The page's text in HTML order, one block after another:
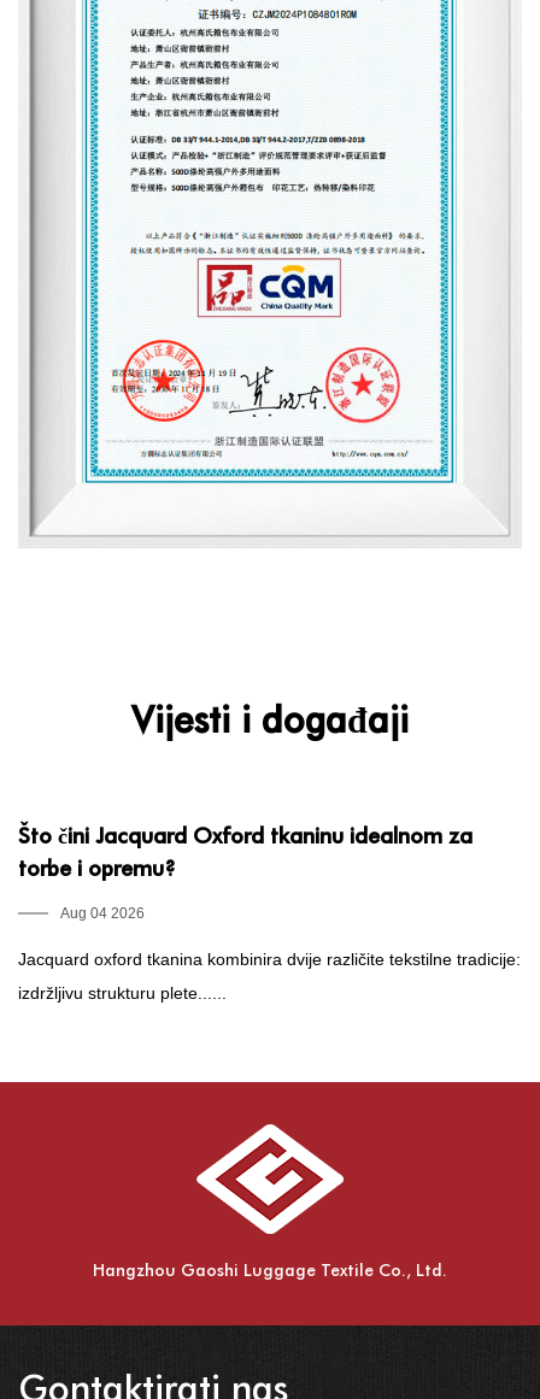
Vijesti i događaji
Što čini Jacquard Oxford tkaninu idealnom za
torbe i opremu?
Aug 04 2026
Jacquard oxford tkanina kombinira dvije različite tekstilne tradicije:
izdržljivu strukturu plete......
Hangzhou Gaoshi Luggage Textile Co., Ltd.
Gontaktirati nas